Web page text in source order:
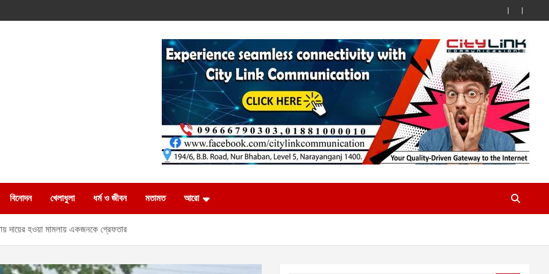
বিনোদন খেলাধুলা ধর্ম ও জীবন মতামত আরো
দায়ের হওয়া মামলায় একজনকে গ্রেফতার